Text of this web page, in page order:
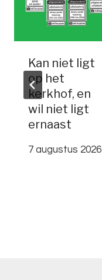
Kan niet ligt
op het
kerkhof, en
wil niet ligt
ernaast
7 augustus 2026